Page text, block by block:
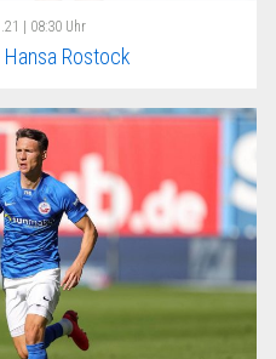
| 08:30 Uhr
Rostock